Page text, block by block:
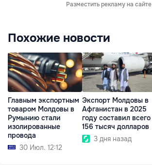
Разместить рекламу на сайте
Похожие новости
Главным экспортным
товаром Молдовы в
Румынию стали
изолированные
провода
30 Июл. 12:12
Экспорт Молдовы в
Афганистан в 2025
году составил всего
156 тысяч долларов
3 дня назад